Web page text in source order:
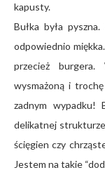
kapusty.
Bułka była
odpowiednio
przecież burgera.
wysmażoną i
zadnym wypadku!
delikatnej
ścięgien czy
Jestem na takie